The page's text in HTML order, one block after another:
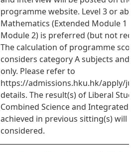
programme website. Level 3 or
Mathematics (Extended Module 1
Module 2) is preferred (but not
The calculation of programme
considers category A subjects and
only. Please refer to
https://admissions.hku.hk/apply/
details. The result(s) of Liberal
Combined Science and Integrated
achieved in previous sitting(s) will
considered.